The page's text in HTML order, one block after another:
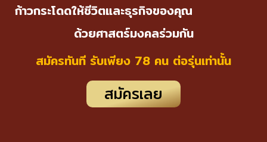
ก้าวกระโดดให้ชีวิตและธุรกิจของคุณ
ด้วยศาสตร์มงคลร่วมกัน
สมัครทันที รับเพียง 78 คน ต่อรุ่นเท่านั้น
สมัครเลย